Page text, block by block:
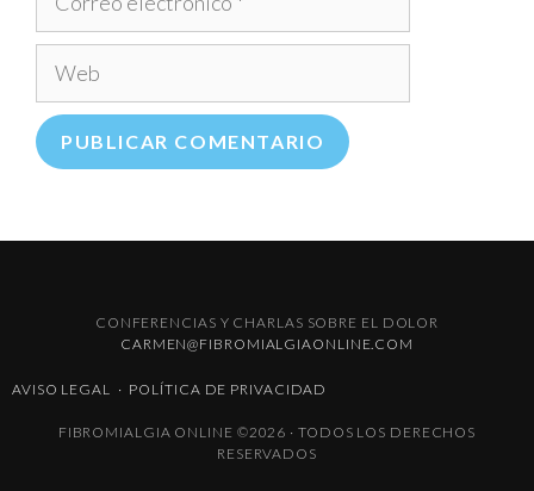
CONFERENCIAS Y CHARLAS SOBRE EL DOLOR
CARMEN@FIBROMIALGIAONLINE.COM
AVISO LEGAL · POLÍTICA DE PRIVACIDAD
FIBROMIALGIA ONLINE ©2026 · TODOS LOS DERECHOS
RESERVADOS